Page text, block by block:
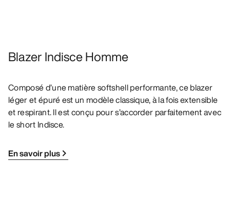
Blazer Indisce Homme
Composé d’une matière softshell performante, ce blazer
léger et épuré est un modèle classique, à la fois extensible
et respirant. Il est conçu pour s’accorder parfaitement avec
le short Indisce.
En savoir plus